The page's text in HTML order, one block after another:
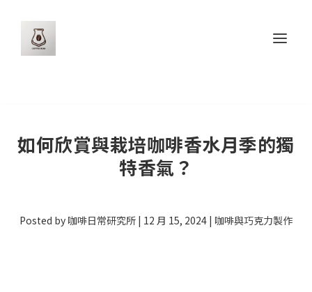
如何欣賞與栽培咖啡香水月季的獨
特香氣？
Posted by 咖啡日常研究所 | 12 月 15, 2024 | 咖啡與巧克力製作